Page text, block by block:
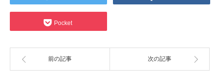
Pocket
前の記事 次の記事